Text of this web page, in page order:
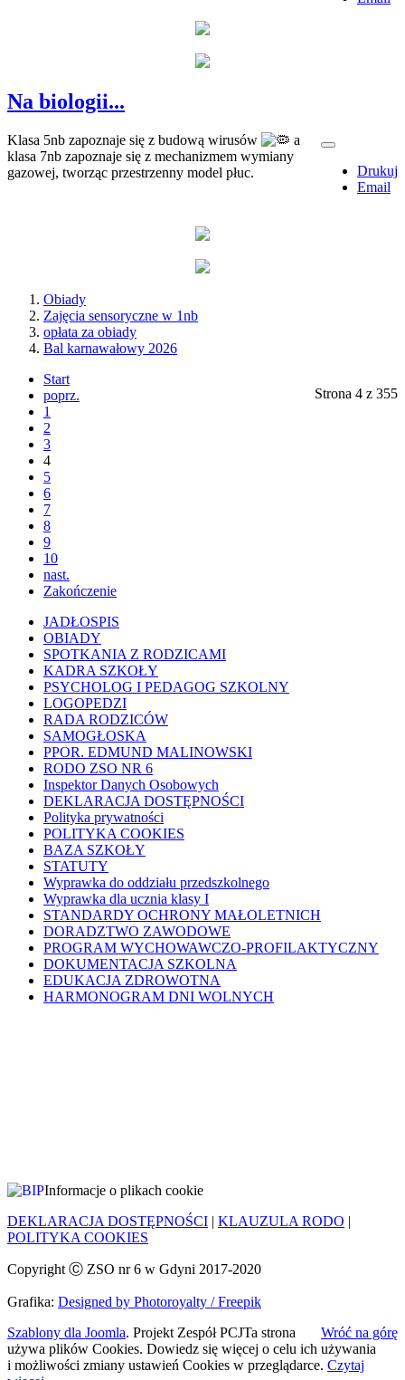
Na biologii...
Drukuj
Email
Klasa 5nb zapoznaje się z budową wirusów
a
klasa 7nb zapoznaje się z mechanizmem wymiany
gazowej, tworząc przestrzenny model płuc.
Obiady
Zajęcia sensoryczne w 1nb
opłata za obiady
Bal karnawałowy 2026
Strona 4 z 355
Start
poprz.
1
2
3
4
5
6
7
8
9
10
nast.
Zakończenie
JADŁOSPIS
OBIADY
SPOTKANIA Z RODZICAMI
KADRA SZKOŁY
PSYCHOLOG I PEDAGOG SZKOLNY
LOGOPEDZI
RADA RODZICÓW
SAMOGŁOSKA
PPOR. EDMUND MALINOWSKI
RODO ZSO NR 6
Inspektor Danych Osobowych
DEKLARACJA DOSTĘPNOŚCI
Polityka prywatności
POLITYKA COOKIES
BAZA SZKOŁY
STATUTY
Wyprawka do oddziału przedszkolnego
Wyprawka dla ucznia klasy I
STANDARDY OCHRONY MAŁOLETNICH
DORADZTWO ZAWODOWE
PROGRAM WYCHOWAWCZO-PROFILAKTYCZNY
DOKUMENTACJA SZKOLNA
EDUKACJA ZDROWOTNA
HARMONOGRAM DNI WOLNYCH
DEKLARACJA DOSTĘPNOŚCI | KLAUZULA RODO |
POLITYKA COOKIES
Copyright Ⓒ ZSO nr 6 w Gdyni 2017-2020
Grafika: Designed by Photoroyalty / Freepik
Szablony dla Joomla. Projekt Zespół PCJ Wróć na górę
Informacje o plikach cookie
Ta strona
używa plików Cookies. Dowiedz się więcej o celu ich używania
i możliwości zmiany ustawień Cookies w przeglądarce. Czytaj